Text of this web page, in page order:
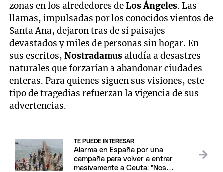
zonas en los alrededores deLos Ángeles. Las
llamas, impulsadas por los conocidos vientos de
Santa Ana, dejaron tras de sí paisajes
devastados y miles de personas sin hogar. En
sus escritos,Nostradamusaludía a desastres
naturales que forzarían a abandonar ciudades
enteras. Para quienes siguen sus visiones, este
tipo de tragedias refuerzan la vigencia de sus
advertencias.
TE PUEDE INTERESAR
Alarma en España por una
campaña para volver a entrar
masivamente a Ceuta: "Nos